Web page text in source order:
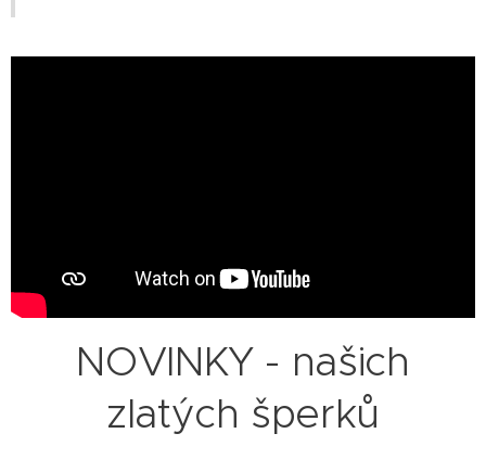
NOVINKY - našich
zlatých šperků